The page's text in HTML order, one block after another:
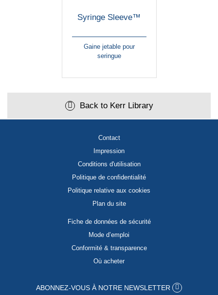
Syringe Sleeve™
Gaine jetable pour
seringue
Back to Kerr Library
Contact
Impression
Conditions d'utilisation
Politique de confidentialité
Politique relative aux cookies
Plan du site
Fiche de données de sécurité
Mode d’emploi
Conformité & transparence
Où acheter
ABONNEZ-VOUS À NOTRE NEWSLETTER